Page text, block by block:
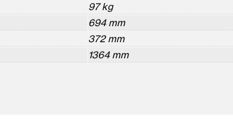
97 kg
694 mm
372 mm
1364 mm